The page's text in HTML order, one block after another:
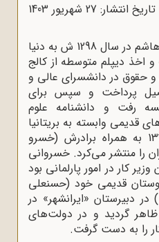
تاریخ انتشار: 27 شهريور 1403
عطاءالله خسروانی، فرزند هاشم در سال 1298 ش به دنیا
اخذ دیپلم متوسطه از کالج
و حقوق در دانشسرای عالی و
پرداخت و سپس برای
رفت و دانشنامه علوم
قدیمی وابسته به بریتانیا
و دربار بود که در سال 1322 به همراه برادرش (خسرو
را منتشر می‌کرد. خسروانی
کار در امور پارلمانی بود
همراه دوستان قدیمی خود (حسنعلی
دبیرستان «ایرانشهر» در
گردید و در دولت‌های
را به دست گرفت.